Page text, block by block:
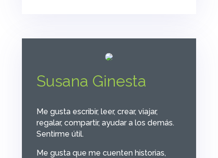
Susana Ginesta
Me gusta escribir, leer, crear, viajar,
regalar, compartir, ayudar a los demás.
Sentirme útil.
Me gusta que me cuenten historias,